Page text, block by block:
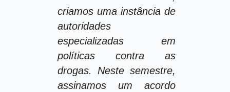
criamos uma instância de
autoridades
especializadas em
políticas contra as
drogas. Neste semestre,
assinamos um acordo